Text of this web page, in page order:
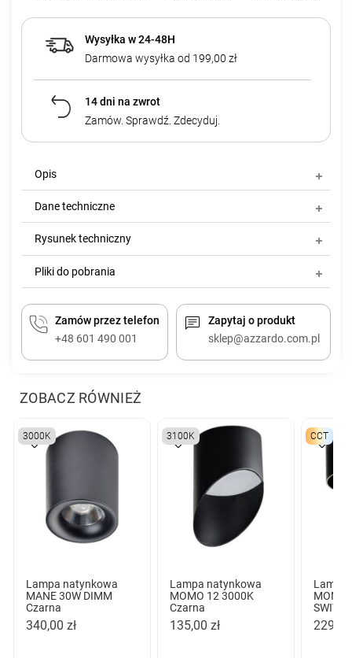
Wysyłka w 24-48H
Darmowa wysyłka od 199,00 zł
14 dni na zwrot
Zamów. Sprawdź. Zdecyduj.
Opis
Dane techniczne
Rysunek techniczny
Pliki do pobrania
Zamów przez telefon
+48 601 490 001
Zapytaj o produkt
sklep@azzardo.com.pl
ZOBACZ RÓWNIEŻ
3000K
Lampa natynkowa
MANE 30W DIMM
Czarna
340,00 zł
3100K
Lampa natynkowa
MOMO 12 3000K
Czarna
135,00 zł
CCT
Lampa
MONA
229,00